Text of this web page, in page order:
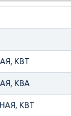
КВТ
КВА
КВТ